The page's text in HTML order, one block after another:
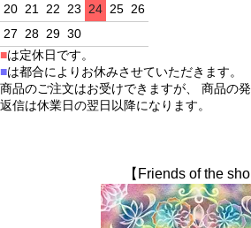
20 21 22 23 24 25 26
27
28 29 30
■は定休日です。
■は都合によりお休みさせていただきます。
商品のご注文はお受けできますが、 商品の
返信は休業日の翌日以降になります。
【Friends of the